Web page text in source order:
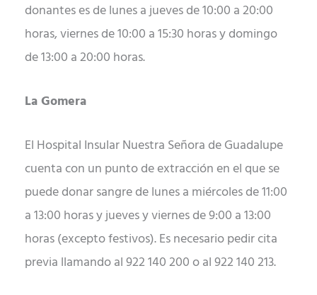
donantes es de lunes a jueves de 10:00 a 20:00
horas, viernes de 10:00 a 15:30 horas y domingo
de 13:00 a 20:00 horas.
La Gomera
El Hospital Insular Nuestra Señora de Guadalupe
cuenta con un punto de extracción en el que se
puede donar sangre de lunes a miércoles de 11:00
a 13:00 horas y jueves y viernes de 9:00 a 13:00
horas (excepto festivos). Es necesario pedir cita
previa llamando al 922 140 200 o al 922 140 213.